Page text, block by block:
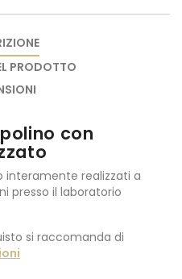
PRODOTTO
con
interamente realizzati a
presso il laboratorio
si raccomanda di